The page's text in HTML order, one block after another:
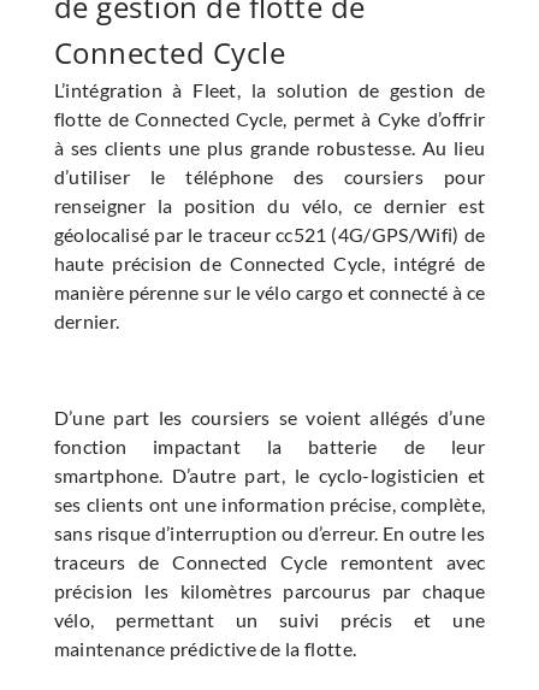
Connected Cycle
L’intégration à Fleet, la solution de gestion de
flotte de Connected Cycle, permet à Cyke d’offrir
à ses clients une plus grande robustesse. Au lieu
d’utiliser le téléphone des coursiers pour
renseigner la position du vélo, ce dernier est
géolocalisé par le traceur cc521 (4G/GPS/Wifi) de
haute précision de Connected Cycle, intégré de
manière pérenne sur le vélo cargo et connecté à ce
dernier.
D’une part les coursiers se voient allégés d’une
fonction impactant la batterie de leur
smartphone. D’autre part, le cyclo-logisticien et
ses clients ont une information précise, complète,
sans risque d’interruption ou d’erreur. En outre les
traceurs de Connected Cycle remontent avec
précision les kilomètres parcourus par chaque
vélo, permettant un suivi précis et une
maintenance prédictive de la flotte.